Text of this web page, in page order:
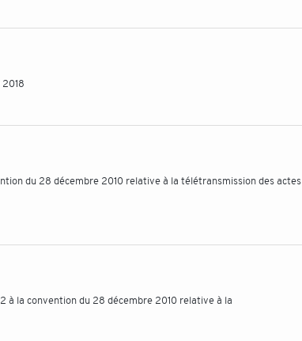
du 28 décembre 2010 relative à la télétransmission des actes
à la convention du 28 décembre 2010 relative à la